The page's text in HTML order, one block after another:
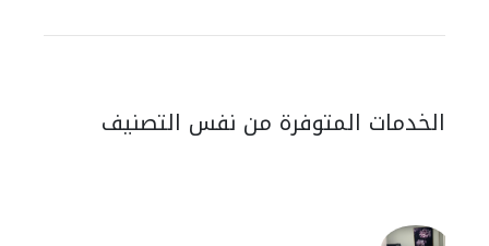
الخدمات المتوفرة من نفس التصنيف